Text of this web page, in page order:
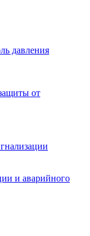
давления
от
и аварийного